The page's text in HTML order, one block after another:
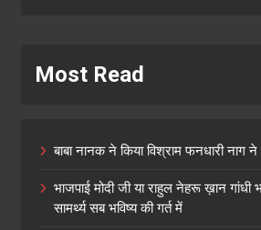
Most Read
बाबा नानक ने किया विश्राम फनधारी नाग
भाजपाई मोदी जी या राहुल नेहरू ख़ान गांधी
सामर्थ्य सब भविष्य की गर्त में